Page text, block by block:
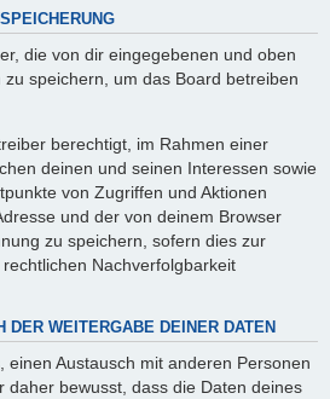
die von dir eingegebenen und oben
speichern, um das Board betreiben
berechtigt, im Rahmen einer
deinen und seinen Interessen sowie
von Zugriffen und Aktionen
und der von deinem Browser
zu speichern, sofern dies zur
Nachverfolgbarkeit
DER WEITERGABE DEINER DATEN
einen Austausch mit anderen Personen
daher bewusst, dass die Daten deines